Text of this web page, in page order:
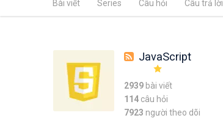
Bài viết Series Câu hỏi Câu trả lời
JavaScript
2939 bài viết
114 câu hỏi
7923 người theo dõi